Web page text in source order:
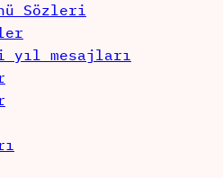
Sözleri
yıl mesajları